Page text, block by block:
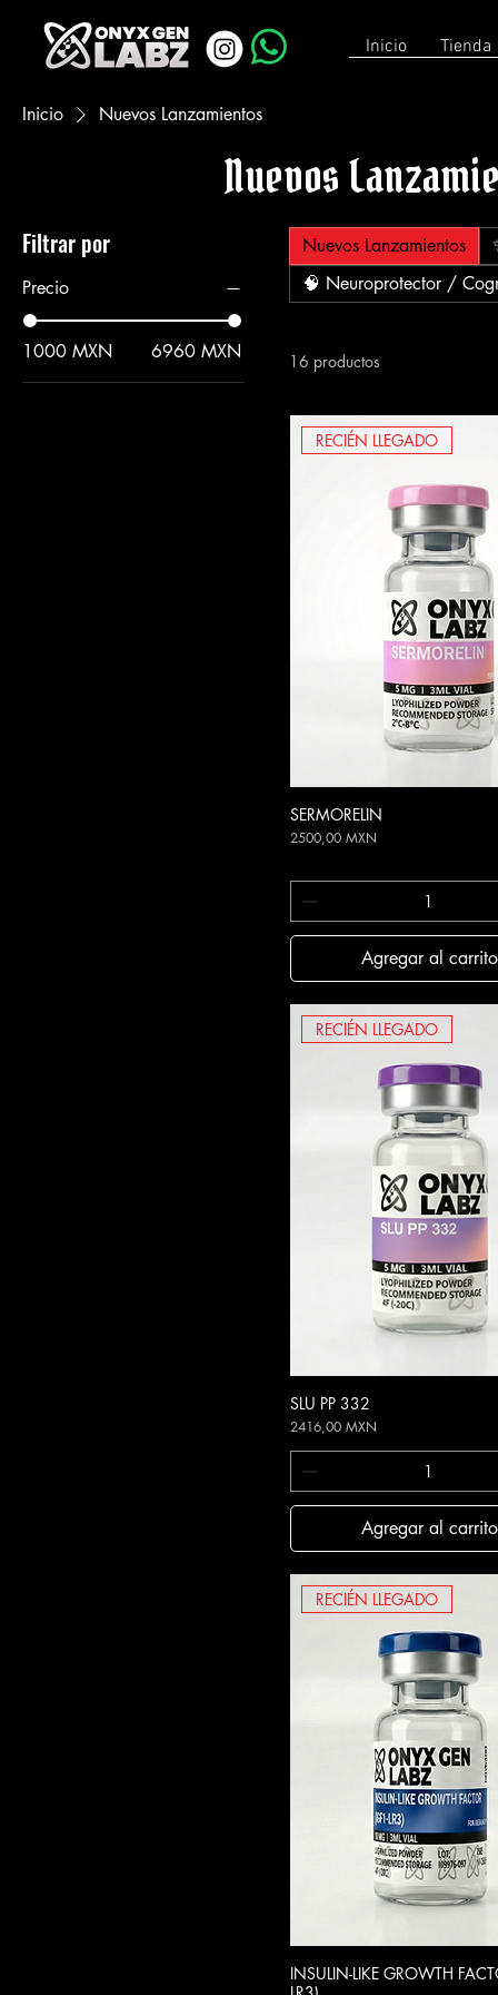
Inicio Tienda
Inicio Nuevos Lanzamientos
Nuevos
Filtrar por
Precio
1000 MXN 6960 MXN
Nuevos Lanzamientos
🧠 Neuroprotector /
16 productos
RECIÉN LLEGADO
SERMORELIN
Precio
2500,00 MXN
Agregar al carrito
RECIÉN LLEGADO
SLU PP 332
Precio
2416,00 MXN
Agregar al carrito
Vista rápida
RECIÉN LLEGADO
INSULIN-LIKE GROWTH